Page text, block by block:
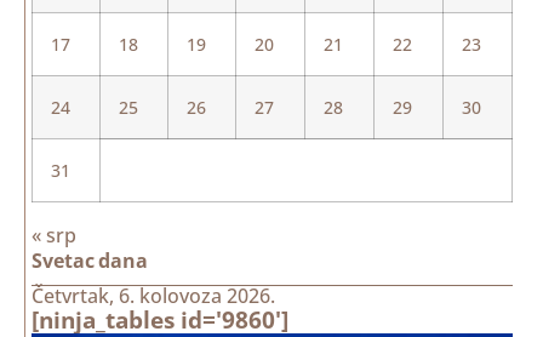
17 18 19 20 21 22 23
24 25 26 27 28 29 30
31
« srp
Svetac dana
Četvrtak, 6. kolovoza 2026.
[ninja_tables id='9860']